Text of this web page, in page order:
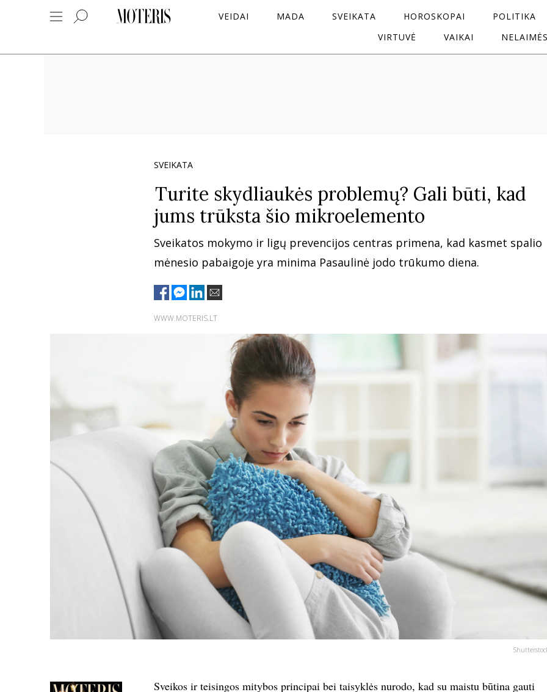
VEIDAI MADA SVEIKATA HOROSKOPAI
POLITIKA
VIRTUVĖ
VAIKAI
SVEIKATA
Turite skydliaukės problemų? Gali būti, kad
jums trūksta šio mikroelemento
Sveikatos mokymo ir ligų prevencijos centras primena, kad kasmet spalio
mėnesio pabaigoje yra minima Pasaulinė jodo trūkumo diena.
WWW.MOTERIS.LT
Sveikos ir teisingos mitybos principai bei taisyklės nurodo, kad su maistu būtina gauti